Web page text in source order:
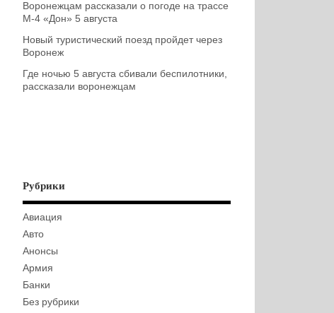
Воронежцам рассказали о погоде на трассе
М-4 «Дон» 5 августа
Новый туристический поезд пройдет через
Воронеж
Где ночью 5 августа сбивали беспилотники,
рассказали воронежцам
Рубрики
Авиация
Авто
Анонсы
Армия
Банки
Без рубрики